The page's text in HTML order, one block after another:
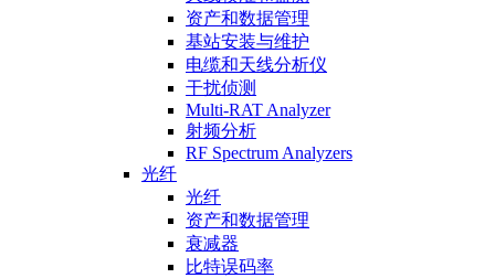
资产和数据管理
基站安装与维护
电缆和天线分析仪
干扰侦测
Multi-RAT Analyzer
射频分析
RF Spectrum Analyzers
光纤
光纤
资产和数据管理
衰减器
比特误码率